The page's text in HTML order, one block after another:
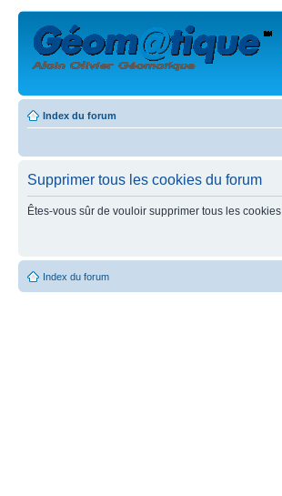
Index du forum
Supprimer tous les cookies du forum
Êtes-vous sûr de vouloir supprimer tous les
Index du forum